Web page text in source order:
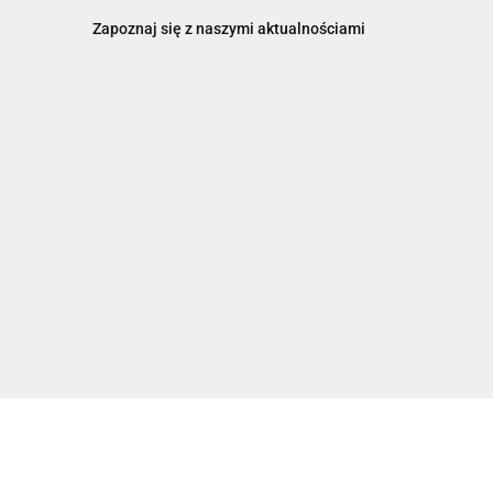
Zapoznaj się z naszymi aktualnościami